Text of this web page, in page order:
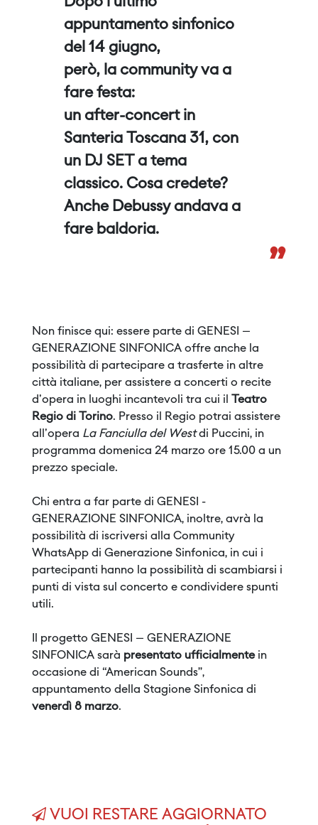
appuntamento sinfonico
del 14 giugno,
però, la community va a
fare festa:
un after-concert in
Santeria Toscana 31, con
un DJ SET a tema
classico. Cosa credete?
Anche Debussy andava a
fare baldoria.
”
Non finisce qui: essere parte di GENESI –
GENERAZIONE SINFONICA offre anche la
possibilità di partecipare a trasferte in altre
città italiane, per assistere a concerti o recite
d'opera in luoghi incantevoli tra cui il Teatro
Regio di Torino. Presso il Regio potrai assistere
all'opera La Fanciulla del Westdi Puccini, in
programma domenica 24 marzo ore 15.00 a un
prezzo speciale.
Chi entra a far parte di GENESI -
GENERAZIONE SINFONICA, inoltre, avrà la
possibilità di iscriversi alla Community
WhatsApp di Generazione Sinfonica, in cui i
partecipanti hanno la possibilità di scambiarsi i
punti di vista sul concerto e condividere spunti
utili.
Il progetto GENESI – GENERAZIONE
SINFONICA sarà presentato ufficialmentein
occasione di “American Sounds”,
appuntamento della Stagione Sinfonica di
venerdì 8 marzo.
VUOI RESTARE AGGIORNATO